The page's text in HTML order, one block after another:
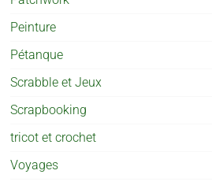
Peinture
Pétanque
Scrabble et Jeux
Scrapbooking
tricot et crochet
Voyages